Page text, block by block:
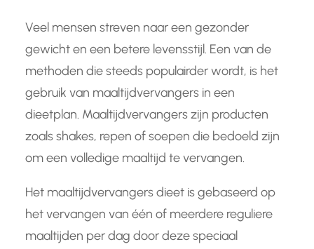
Veel mensen streven naar een gezonder
gewicht en een betere levensstijl. Een van de
methoden die steeds populairder wordt, is het
gebruik van maaltijdvervangers in een
dieetplan. Maaltijdvervangers zijn producten
zoals shakes, repen of soepen die bedoeld zijn
om een volledige maaltijd te vervangen.
Het maaltijdvervangers dieet is gebaseerd op
het vervangen van één of meerdere reguliere
maaltijden per dag door deze speciaal